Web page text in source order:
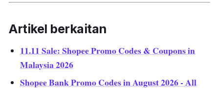
Artikel berkaitan
11.11 Sale: Shopee Promo Codes & Coupons in
Malaysia 2026
Shopee Bank Promo Codes in August 2026 - All